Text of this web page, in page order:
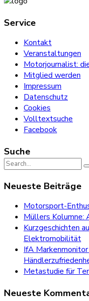
Service
Kontakt
Veranstaltungen
Motorjournalist:
Mitglied werden
Impressum
Datenschutz
Cookies
Volltextsuche
Facebook
Suche
Search
for:
Neueste Beiträge
Motorsport-
Müllers Kolumne:
Kurzgeschichten
Elektromobilität
IfA
Metastudie für
Neueste